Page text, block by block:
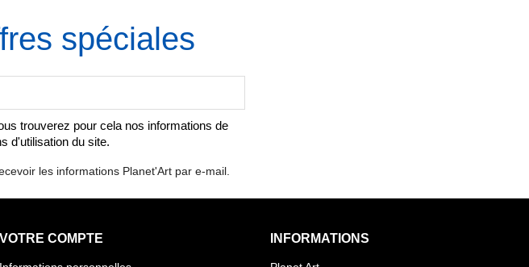
spéciales
trouverez pour cela nos informations de
d'utilisation du site.
les informations Planet'Art par e-mail.
VOTRE COMPTE INFORMATIONS